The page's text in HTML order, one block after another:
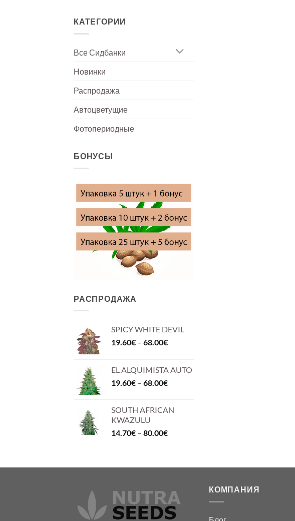
КАТЕГОРИИ
Все Сидбанки
Новинки
Распродажа
Автоцветущие
Фотопериодные
БОНУСЫ
РАСПРОДАЖА
SPICY WHITE DEVIL
19.60€ – 68.00€Диапазон
–
68.00€
EL ALQUIMISTA AUTO
19.60€ – 68.00€Диапазон
–
SOUTH AFRICAN
KWAZULU
14.70€ – 80.00€Диапазон
КОМПАНИЯ